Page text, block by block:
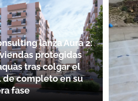
lanza Aura 2:
protegidas
tras colgar el
de completo en su
fase